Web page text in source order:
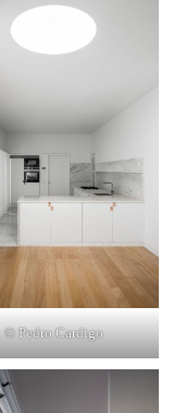
© Pedro Cardigo